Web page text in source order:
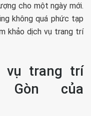
cho một ngày mới.
không quá phức tạp
khảo dịch vụ trang trí
vụ trang trí
của